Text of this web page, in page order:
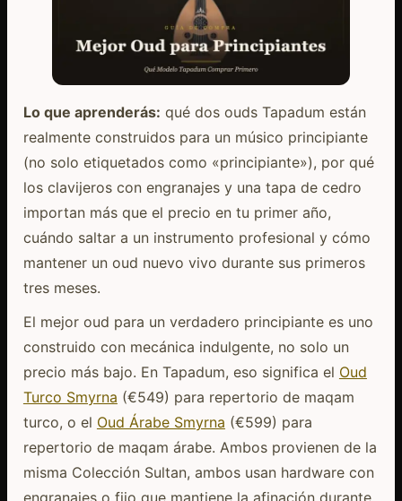
Lo que aprenderás: qué dos ouds Tapadum están
realmente construidos para un músico principiante
(no solo etiquetados como «principiante»), por qué
los clavijeros con engranajes y una tapa de cedro
importan más que el precio en tu primer año,
cuándo saltar a un instrumento profesional y cómo
mantener un oud nuevo vivo durante sus primeros
tres meses.
El mejor oud para un verdadero principiante es uno
construido con mecánica indulgente, no solo un
precio más bajo. En Tapadum, eso significa el Oud
Turco Smyrna (€549) para repertorio de maqam
turco, o el Oud Árabe Smyrna (€599) para
repertorio de maqam árabe. Ambos provienen de la
misma Colección Sultan, ambos usan hardware con